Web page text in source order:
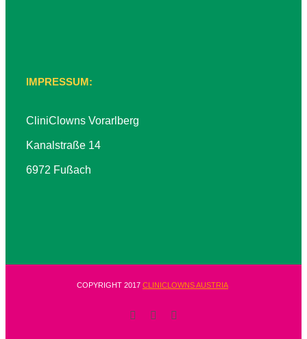
IMPRESSUM:
CliniClowns Vorarlberg
Kanalstraße 14
6972 Fußach
COPYRIGHT 2017 CLINICLOWNS AUSTRIA
Facebook